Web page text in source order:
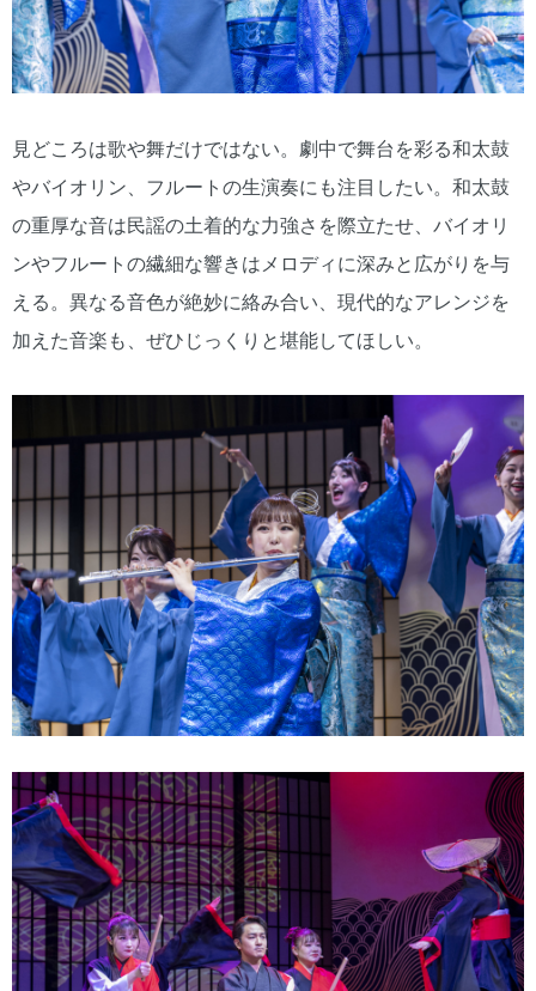
見どころは歌や舞だけではない。劇中で舞台を彩る和太鼓
やバイオリン、フルートの生演奏にも注目したい。和太鼓
の重厚な音は民謡の土着的な力強さを際立たせ、バイオリ
ンやフルートの繊細な響きはメロディに深みと広がりを与
える。異なる音色が絶妙に絡み合い、現代的なアレンジを
加えた音楽も、ぜひじっくりと堪能してほしい。